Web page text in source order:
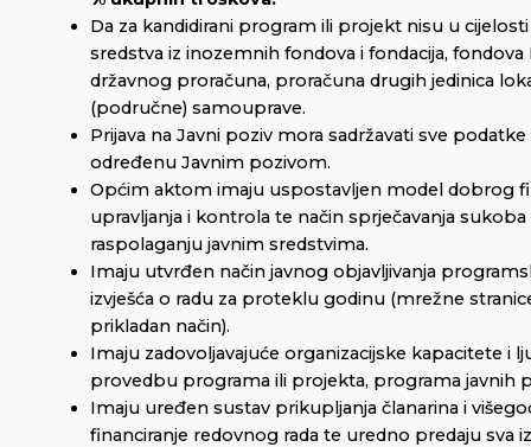
Da za kandidirani program ili projekt nisu u
sredstva iz inozemnih fondova i fondacija,
državnog proračuna, proračuna drugih jedinica
(područne) samouprave.
Prijava na Javni poziv mora sadržavati sve
određenu Javnim pozivom.
Općim aktom imaju uspostavljen model dobrog
upravljanja i kontrola te način sprječavanja
raspolaganju javnim sredstvima.
Imaju utvrđen način javnog objavljivanja
izvješća o radu za proteklu godinu (mrežne
prikladan način).
Imaju zadovoljavajuće organizacijske kapacitete i
provedbu programa ili projekta, programa javnih
Imaju uređen sustav prikupljanja članarina i
financiranje redovnog rada te uredno predaju sva